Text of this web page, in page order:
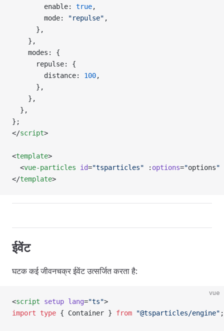
        enable:
true,
        mode:
"repulse" ,
      },
    },
    modes: {
      repulse: {
        distance:
100,
      },
    },
  },
};
</script>
<template>
  <
vue-particles id="tsparticles" : options="options"
</template>
ईवेंट
घटक कई जीवनचक्र ईवेंट उत्सर्जित करता है:
vue
<script setup lang="ts">
import type { Container } from "@tsparticles/engine" ;